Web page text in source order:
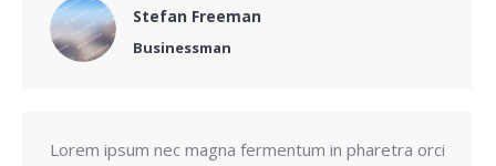
Stefan Freeman
Businessman
Lorem ipsum nec magna fermentum in pharetra orci